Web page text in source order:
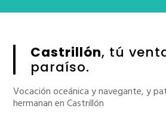
Castrillón, tú
paraíso.
Vocación oceánica y navegante, y
hermanan en Castrillón